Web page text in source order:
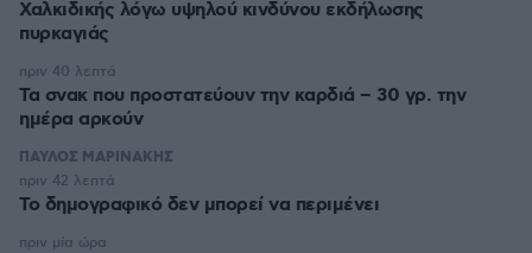
Χαλκιδικής λόγω υψηλού κινδύνου εκδήλωσης
πυρκαγιάς
Τα σνακ που προστατεύουν την καρδιά – 30 γρ. την
ημέρα αρκούν
πριν 40 λεπτά
ΠΑΥΛΟΣ ΜΑΡΙΝΑΚΗΣ
Το δημογραφικό δεν μπορεί να περιμένει
πριν 42 λεπτά
πριν μία ώρα